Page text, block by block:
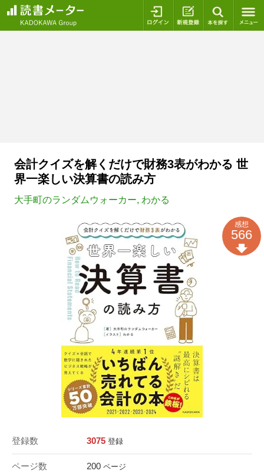
ログイン 新規登録
会計クイズを解くだけで財務3表がわかる 世
界一楽しい決算書の読み方
大手町のランダムウォーカー, わかる
登録数 3075 登録
ページ数 200 ページ
感想
566